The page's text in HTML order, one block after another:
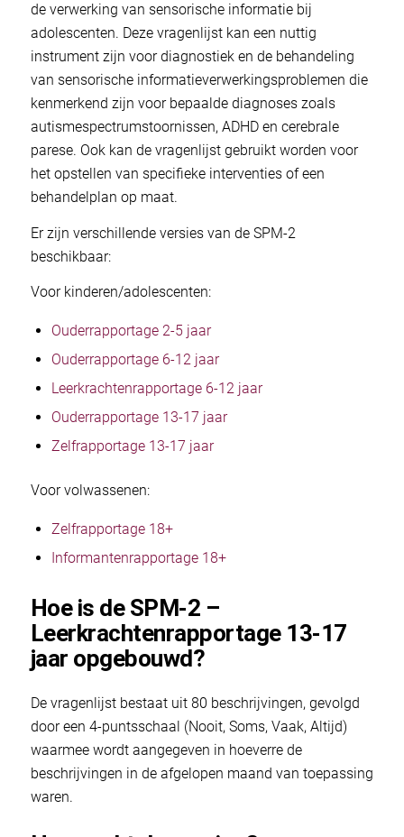
de verwerking van sensorische informatie bij
adolescenten. Deze vragenlijst kan een nuttig
instrument zijn voor diagnostiek en de behandeling
van sensorische informatieverwerkingsproblemen die
kenmerkend zijn voor bepaalde diagnoses zoals
autismespectrumstoornissen, ADHD en cerebrale
parese. Ook kan de vragenlijst gebruikt worden voor
het opstellen van specifieke interventies of een
behandelplan op maat.
Er zijn verschillende versies van de SPM-2
beschikbaar:
Voor kinderen/adolescenten:
Ouderrapportage 2-5 jaar
Ouderrapportage 6-12 jaar
Leerkrachtenrapportage 6-12 jaar
Ouderrapportage 13-17 jaar
Zelfrapportage 13-17 jaar
Voor volwassenen:
Zelfrapportage 18+
Informantenrapportage 18+
Hoe is de SPM-2 –
Leerkrachtenrapportage 13-17
jaar opgebouwd?
De vragenlijst bestaat uit 80 beschrijvingen, gevolgd
door een 4-puntsschaal (Nooit, Soms, Vaak, Altijd)
waarmee wordt aangegeven in hoeverre de
beschrijvingen in de afgelopen maand van toepassing
waren.